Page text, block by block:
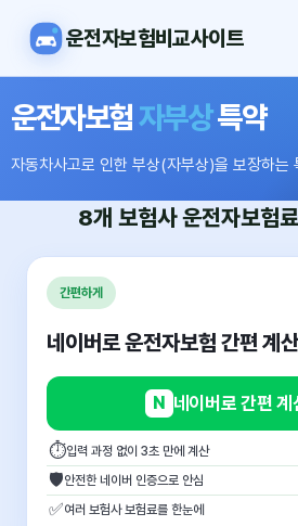
운전자보험비교사이트
운전자보험자부상특약
자동차사고로 인한 부상(자부상)을 보장하는
8개 보험사운전자보험료
간편하게
네이버로 운전자보험 간편 계산
N 네이버로 간편 계
⏱입력 과정 없이 3초 만에 계산
🛡안전한 네이버 인증으로 안심
✅여러 보험사 보험료를 한눈에